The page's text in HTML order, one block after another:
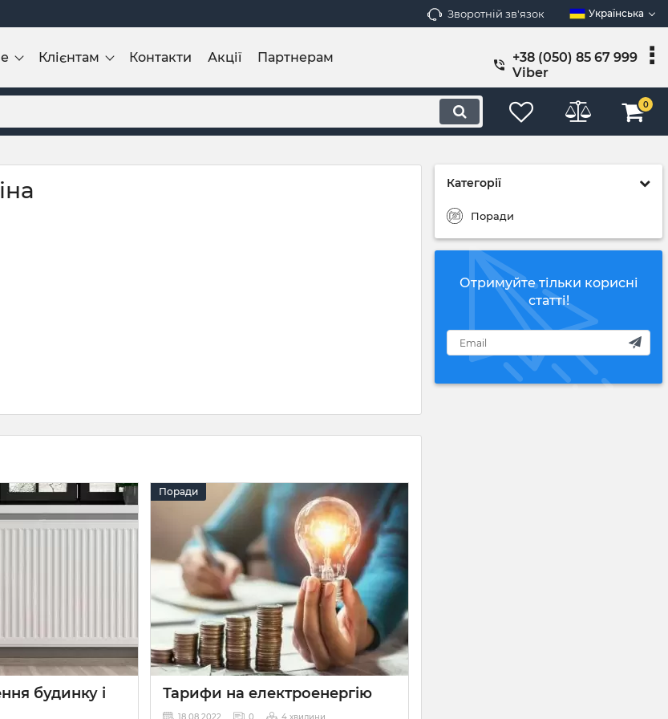
Зворотній зв'язок Українська
Клієнтам Контакти Акції Партнерам
+38 (050) 85 67 999
Viber
0
Категорії
Поради
Отримуйте тільки корисні
статті!
будинку і
Поради
Тарифи на електроенергію